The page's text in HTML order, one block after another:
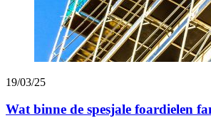
19/03/25
Wat binne de spesjale foardielen